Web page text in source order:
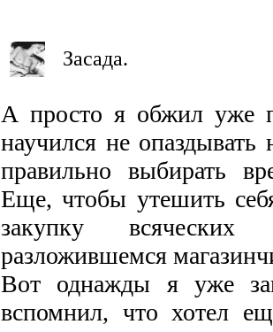
Засада.
А просто я обжил уже
научился не
правильно выбирать
Еще, чтобы утешить
закупку
разложившемся
Вот однажды я уже
вспомнил, что хотел